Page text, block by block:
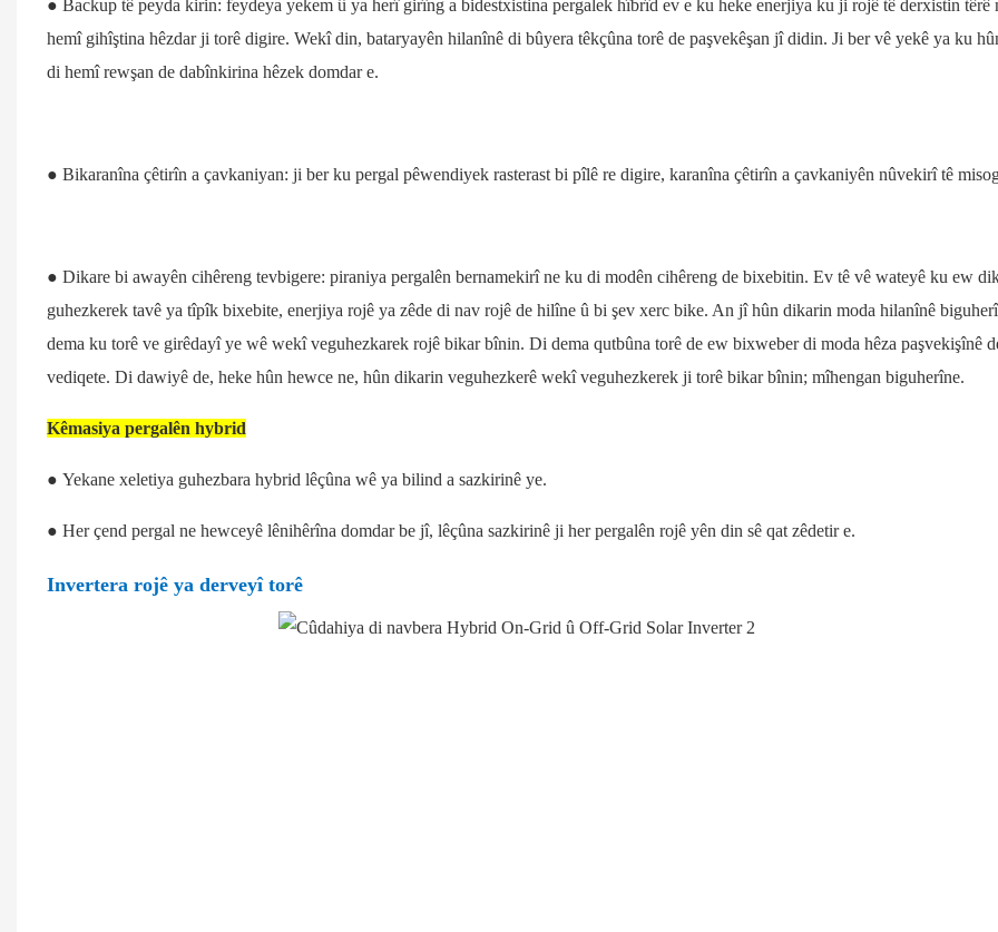
● Backup tê peyda kirin: feydeya yekem û ya herî girîng a bidestxistina pergalek hîbrîd ev e ku heke enerjiya ku ji rojê tê derxistin têrê
hemî gihîştina hêzdar ji torê digire. Wekî din, bataryayên hilanînê di bûyera têkçûna torê de paşvekêşan jî didin. Ji ber vê yekê ya ku
di hemî rewşan de dabînkirina hêzek domdar e.
● Bikaranîna çêtirîn a çavkaniyan: ji ber ku pergal pêwendiyek rasterast bi pîlê re digire, karanîna çêtirîn a çavkaniyên nûvekirî tê
● Dikare bi awayên cihêreng tevbigere: piraniya pergalên bernamekirî ne ku di modên cihêreng de bixebitin. Ev tê vê wateyê ku ew
guhezkerek tavê ya tîpîk bixebite, enerjiya rojê ya zêde di nav rojê de hilîne û bi şev xerc bike. An jî hûn dikarin moda hilanînê
dema ku torê ve girêdayî ye wê wekî veguhezkarek rojê bikar bînin. Di dema qutbûna torê de ew bixweber di moda hêza paşvekişînê
vediqete. Di dawiyê de, heke hûn hewce ne, hûn dikarin veguhezkerê wekî veguhezkerek ji torê bikar bînin; mîhengan biguherîne.
Kêmasiya pergalên hybrid
● Yekane xeletiya guhezbara hybrid lêçûna wê ya bilind a sazkirinê ye.
● Her çend pergal ne hewceyê lênihêrîna domdar be jî, lêçûna sazkirinê ji her pergalên rojê yên din sê qat zêdetir e.
Invertera rojê ya derveyî torê